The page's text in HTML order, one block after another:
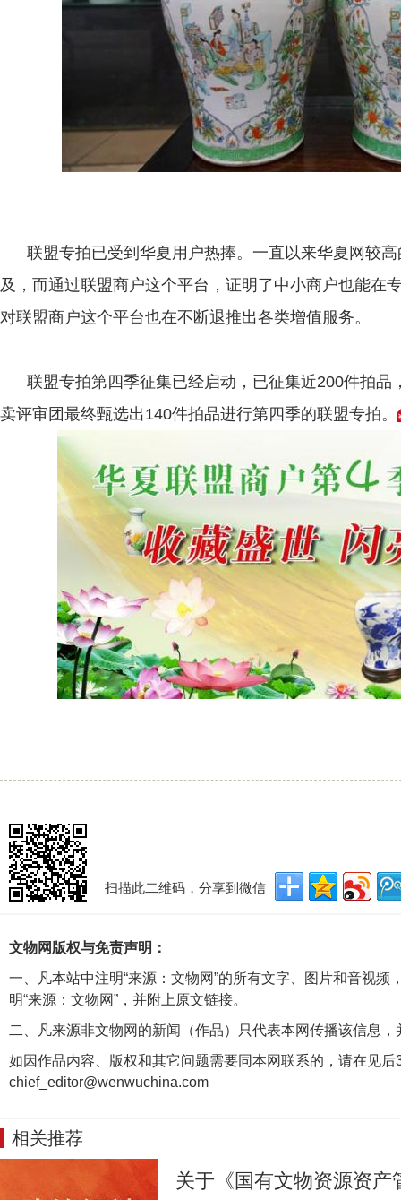
联盟专拍已受到华夏用户热捧。一直以来华夏网较高
及，而通过联盟商户这个平台，证明了中小商户也能在
对联盟商户这个平台也在不断退推出各类增值服务。
联盟专拍第四季征集已经启动，已征集近200件拍品
卖评审团最终甄选出140件拍品进行第四季的联盟专拍。
扫描此二维码，分享到微信
文物网版权与免责声明：
一、凡本站中注明“来源：文物网”的所有文字、图片和音视
明“来源：文物网”，并附上原文链接。
二、凡来源非文物网的新闻（作品）只代表本网传播该信息
如因作品内容、版权和其它问题需要同本网联系的，请在见后
chief_editor@wenwuchina.com
相关推荐
关于《国有文物资源资